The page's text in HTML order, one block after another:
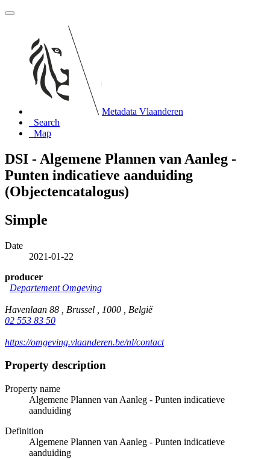
Metadata Vlaanderen
Search
Map
DSI - Algemene Plannen van Aanleg -
Punten indicatieve aanduiding
(Objectencatalogus)
Simple
Date
2021-01-22
producer
Departement Omgeving
Havenlaan 88 , Brussel , 1000 , België
02 553 83 50
https://omgeving.vlaanderen.be/nl/contact
Property description
Property name
Algemene Plannen van Aanleg - Punten indicatieve
aanduiding
Definition
Algemene Plannen van Aanleg - Punten indicatieve
aanduiding